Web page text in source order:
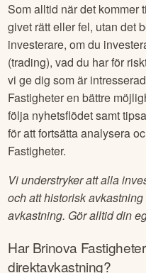
Som alltid när det kommer
givet rätt eller fel, utan det
investerare, om du
(trading), vad du har för
vi ge dig som är
Fastigheteren bättre
följa nyhetsflödet samt
för att fortsätta analysera
Fastigheter.
Vi understryker att alla
och att historisk
avkastning. Gör alltid din
HarBrinova Fastigheter
direktavkastning?